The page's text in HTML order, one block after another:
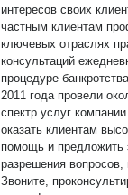
интересов своих
частным клиентам
ключевых отраслях
консультаций ежедневно; 114 217 000 руб. списанных
процедуре банкротства; 96 городов России; 12 отраслей
2011 года провели
спектр услуг
оказать клиентам
помощь и предложить
разрешения
Звоните,